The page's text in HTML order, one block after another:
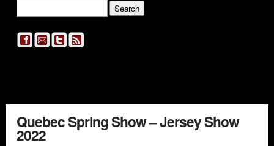
Quebec Spring Show – Jersey Show
2022